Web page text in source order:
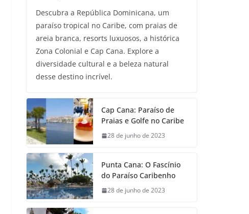
Descubra a República Dominicana, um
paraíso tropical no Caribe, com praias de
areia branca, resorts luxuosos, a histórica
Zona Colonial e Cap Cana. Explore a
diversidade cultural e a beleza natural
desse destino incrível.
Cap Cana: Paraíso de
Praias e Golfe no Caribe
28 de junho de 2023
Punta Cana: O Fascínio
do Paraíso Caribenho
28 de junho de 2023